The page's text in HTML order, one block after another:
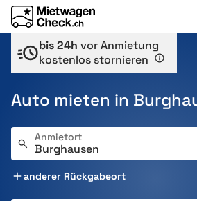
bis 24h vor Anmietung
kostenlos stornieren
Auto mieten in
Anmietort
anderer Rückgabeort